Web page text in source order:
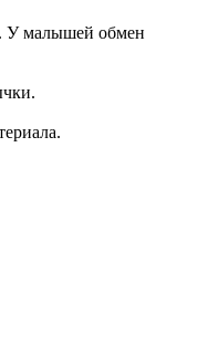
У малышей обмен